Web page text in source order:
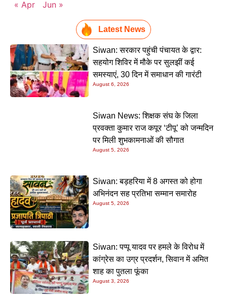
« Apr Jun »
Latest News
Siwan: सरकार पहुंची पंचायत के द्वार:
सहयोग शिविर में मौके पर सुलझीं कई
समस्याएं, 30 दिन में समाधान की गारंटी
August 6, 2026
Siwan News: शिक्षक संघ के जिला
प्रवक्ता कुमार राज कपूर ‘टीपू’ को जन्मदिन
पर मिली शुभकामनाओं की सौगात
August 5, 2026
Siwan: बड़हरिया में 8 अगस्त को होगा
अभिनंदन सह प्रतिभा सम्मान समारोह
August 5, 2026
Siwan: पप्पू यादव पर हमले के विरोध में
कांग्रेस का उग्र प्रदर्शन, सिवान में अमित
शाह का पुतला फूंका
August 3, 2026